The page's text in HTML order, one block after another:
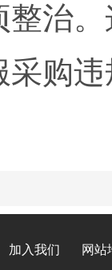
治。
购
加入我们 网站